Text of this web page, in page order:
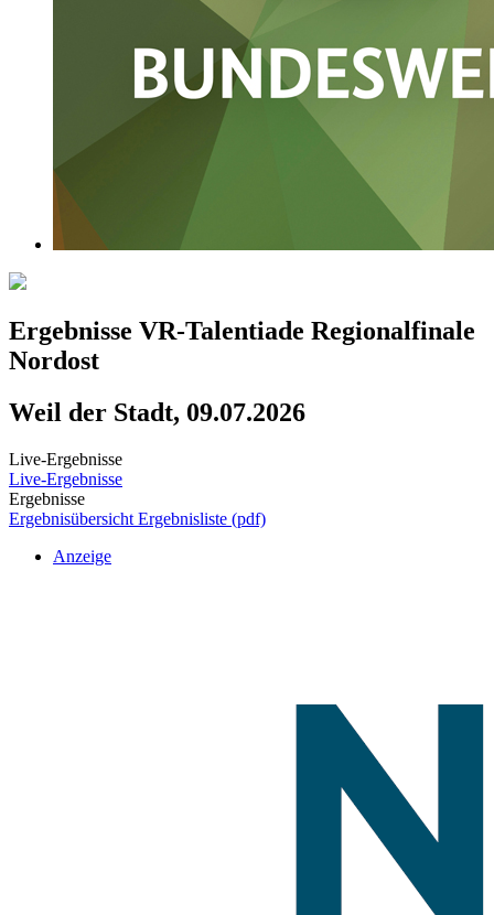
Ergebnisse VR-Talentiade Regionalfinale
Nordost
Weil der Stadt, 09.07.2026
Live-Ergebnisse
Live-Ergebnisse
Ergebnisse
Ergebnisübersicht Ergebnisliste (pdf)
Anzeige